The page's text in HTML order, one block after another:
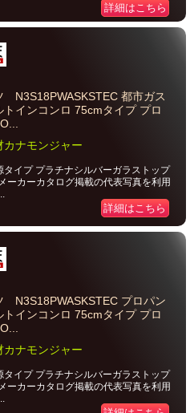
詳細はこちら
N3S18PWASKSTEC 都市ガス
インコンロ 75cmタイプ プロ
カナモンジャー
タイプ プラチナシルバーガラストップ
ーカーカタログ掲載の代表写真を利用
詳細はこちら
N3S18PWASKSTEC プロパン
インコンロ 75cmタイプ プロ
カナモンジャー
タイプ プラチナシルバーガラストップ
ーカーカタログ掲載の代表写真を利用